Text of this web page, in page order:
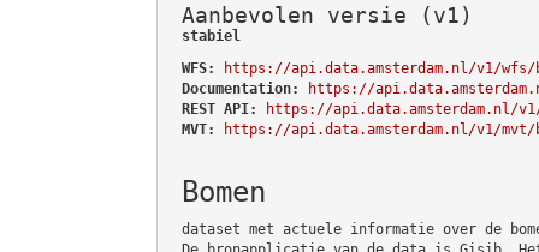
Aanbevolen versie (v1)
stabiel
WFS:
https://api.data.amsterdam.nl/v1/wfs/
Documentation:
https://
REST API:
https://api.data.amsterdam.nl/v1/
MVT:
https://api.data.amsterdam.nl/v1/mvt/
Bomen
dataset met actuele informatie over de